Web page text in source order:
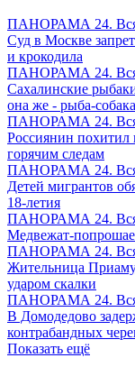
ПАНОРАМА 24. Вся
Суд в Москве
и крокодила
ПАНОРАМА 24. Вся
Сахалинские
она же - рыба-собака
ПАНОРАМА 24. Вся
Россиянин похитил
горячим следам
ПАНОРАМА 24. Вся
Детей мигрантов
18-летия
ПАНОРАМА 24. Вся
Медвежат-
ПАНОРАМА 24. Вся
Жительница
ударом скалки
ПАНОРАМА 24. Вся
В Домодедово
контрабандных
Показать ещё